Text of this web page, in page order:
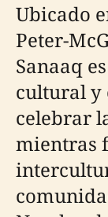
Ubicado
Peter-
Sanaaq
cultural y
celebrar
mientras